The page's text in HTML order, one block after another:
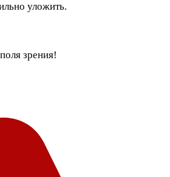
уложить.
зрения!